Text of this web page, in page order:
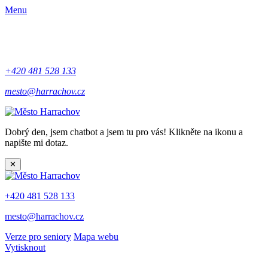
Menu
+420 481 528 133
mesto@harrachov.cz
Dobrý den, jsem chatbot a jsem tu pro vás! Klikněte na ikonu a
napište mi dotaz.
✕
+420 481 528 133
mesto@harrachov.cz
Verze pro seniory Mapa webu
Vytisknout